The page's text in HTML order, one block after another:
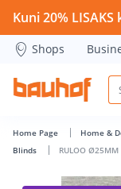
RULOO Ø25MM
Kuni 20% LISAKS
Shops
Home Page Home &
Blinds
RULOO Ø25MM